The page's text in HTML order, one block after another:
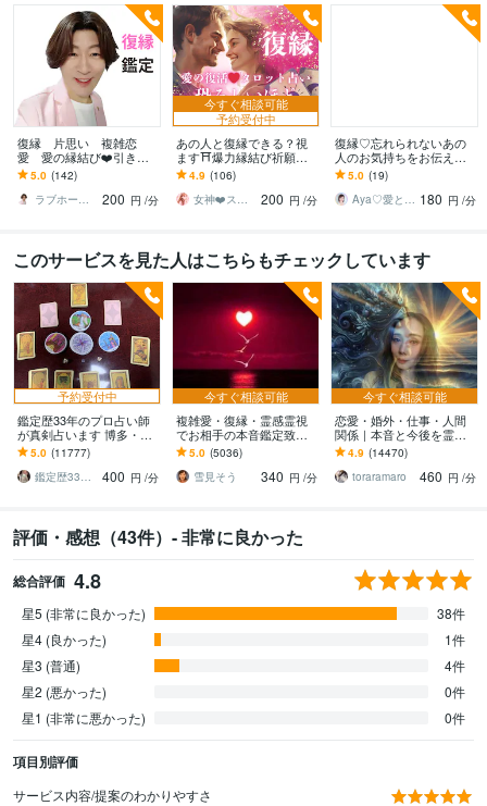
復縁 片思い 複雑恋
愛 愛の縁結び❤️引き寄
せます お相手様の気持ち
を霊視透視し無理であれ
ばそのままお伝えします
5.0 (142)
ラブホープ声優占い師⭐
200 円 /分
今すぐ相談可能
予約受付中
あの人と復縁できる？視
ます⛩️爆力縁結び祈願し
ます 鑑定後❤️恐ろしい程
溺愛される❤️夏限定価格2
20→200円
4.9 (106)
女神❤️スピリチュアルヒーラー❤️りんか
200 円 /分
復縁♡忘れられないあの
人のお気持ちをお伝えし
ます 霊視＆タロットで細
密にお伝えします✨復縁の
可能性とアドバイス
5.0 (19)
Aya♡愛と光のスピリチュアルガイド 180 円 /分
このサービスを見た人はこちらもチェックしています
予約受付中
鑑定歴33年のプロ占い師
が真剣占います 博多・廓
屋の純血統占い祈願師
雷鳥
5.0 (11777)
鑑定歴33年のプロ占い師 雷鳥
400 円 /分
今すぐ相談可能
複雑愛・復縁・霊感霊視
でお相手の本音鑑定致し
ます 降りて来た言葉をそ
のままお伝えします。
5.0 (5036)
雪見そう
340 円 /分
今すぐ相談可能
恋愛・婚外・仕事・人間
関係｜本音と今後を霊視
ます 現実重視の鑑定｜本
質と今後の行動を具体的
にお伝えします
4.9 (14470)
toraramaro
460 円 /分
評価・感想（43件）- 非常に良かった
総合評価 4.8
星5 (非常に良かった)
38件
星4 (良かった)
1件
星3 (普通)
4件
星2 (悪かった)
0件
星1 (非常に悪かった)
0件
項目別評価
サービス内容/提案のわかりやすさ